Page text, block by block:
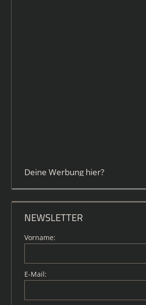
Deine Werbung hier?
NEWSLETTER
Vorname:
E-Mail: